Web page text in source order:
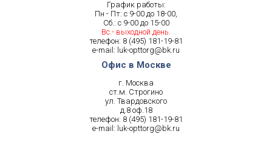
График работы:
Пн - Пт: с 9-00 до 18-00,
Сб.: с 9-00 до 15-00
Вс.- выходной день.
телефон: 8 (495) 181-19-81
e-mail: luk-opttorg@bk.ru
Офис в Москве
г. Москва
ст.м. Строгино
ул. Твардовского
д.8 оф.18
телефон: 8 (495) 181-19-81
e-mail: luk-opttorg@bk.ru